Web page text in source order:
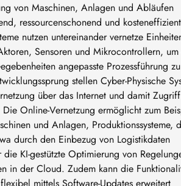
von Maschinen, Anlagen und Abläufen
ressourcenschonend und kosteneffizient
nutzen untereinander vernetze
Sensoren und Mikrocontrollern,
angepasste Prozessführung zu
stellen Cyber-Physische
über das Internet und damit
Online-Vernetzung ermöglicht zum
und Anlagen, Produktionssysteme,
durch den Einbezug von Logistikdaten
KI-gestützte Optimierung von
in der Cloud. Zudem kann die